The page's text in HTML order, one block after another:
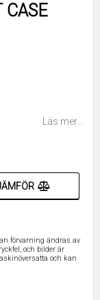
CASE
Läs mer...
förvarning ändras av
och bilder är
och kan